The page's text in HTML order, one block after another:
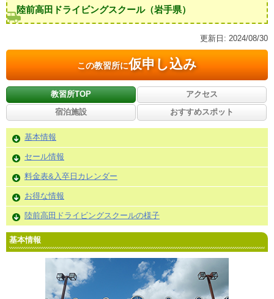
陸前高田ドライビングスクール（岩手県）
更新日: 2024/08/30
この教習所に仮申し込み
教習所TOP
アクセス
宿泊施設
おすすめスポット
基本情報
セール情報
料金表&入卒日カレンダー
お得な情報
陸前高田ドライビングスクールの様子
基本情報